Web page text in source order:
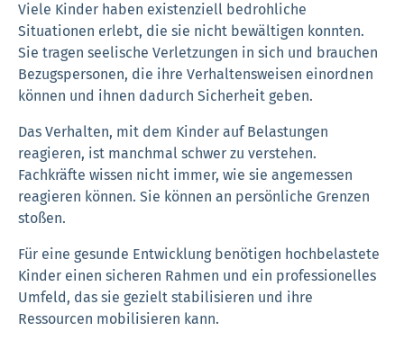
Viele Kinder haben existenziell bedrohliche
Situationen erlebt, die sie nicht bewältigen konnten.
Sie tragen seelische Verletzungen in sich und brauchen
Bezugspersonen, die ihre Verhaltensweisen einordnen
können und ihnen dadurch Sicherheit geben.
Das Verhalten, mit dem Kinder auf Belastungen
reagieren, ist manchmal schwer zu verstehen.
Fachkräfte wissen nicht immer, wie sie angemessen
reagieren können. Sie können an persönliche Grenzen
stoßen.
Für eine gesunde Entwicklung benötigen hochbelastete
Kinder einen sicheren Rahmen und ein professionelles
Umfeld, das sie gezielt stabilisieren und ihre
Ressourcen mobilisieren kann.